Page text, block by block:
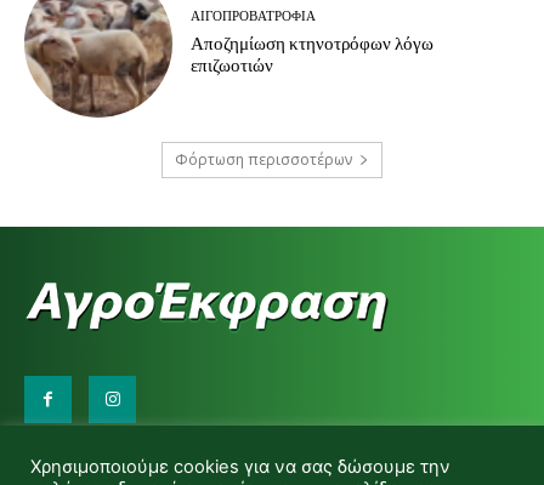
ΑΙΓΟΠΡΟΒΑΤΡΟΦΊΑ
Αποζημίωση κτηνοτρόφων λόγω
επιζωοτιών
Φόρτωση περισσοτέρων
d.makas@yahoo.gr
Χρησιμοποιούμε cookies για να σας δώσουμε την